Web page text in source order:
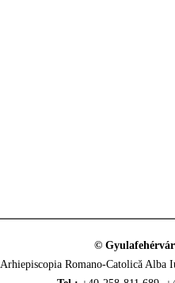
©
Arhiepiscopia Romano-Catolică